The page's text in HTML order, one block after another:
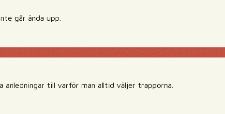
går ända upp.
anledningar till varför man alltid väljer trapporna.